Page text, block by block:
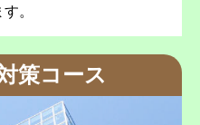
。
策コース